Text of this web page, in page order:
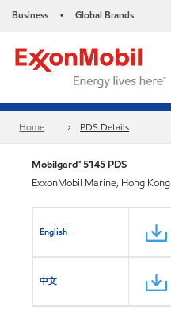
Business • Global Brands
Home PDS Details
Mobilgard™ 5145 PDS
ExxonMobil Marine, Hong Kong
English
中文